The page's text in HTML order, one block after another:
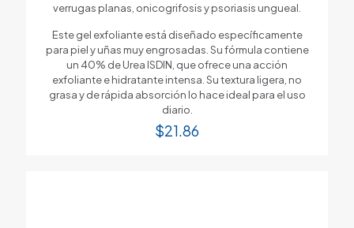
verrugas planas, onicogrifosis y psoriasis ungueal.
Este gel exfoliante está diseñado específicamente
para piel y uñas muy engrosadas. Su fórmula contiene
un 40% de Urea ISDIN, que ofrece una acción
exfoliante e hidratante intensa. Su textura ligera, no
grasa y de rápida absorción lo hace ideal para el uso
diario.
$21.86